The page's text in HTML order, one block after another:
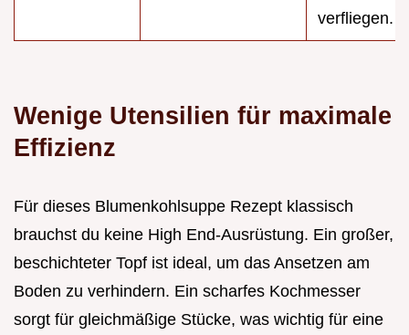
verfliegen.
Wenige Utensilien für maximale
Effizienz
Für dieses Blumenkohlsuppe Rezept klassisch
brauchst du keine High End-Ausrüstung. Ein großer,
beschichteter Topf ist ideal, um das Ansetzen am
Boden zu verhindern. Ein scharfes Kochmesser
sorgt für gleichmäßige Stücke, was wichtig für eine